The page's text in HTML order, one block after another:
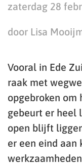
zaterdag 28
door Lisa
Vooral in Ede
raak met
opgebroken om
gebeurt er heel
open blijft
er een eind aan